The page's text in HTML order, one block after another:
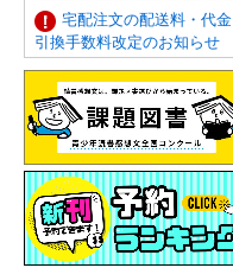
宅配注文の配送料・代金
引換手数料改定のお知らせ